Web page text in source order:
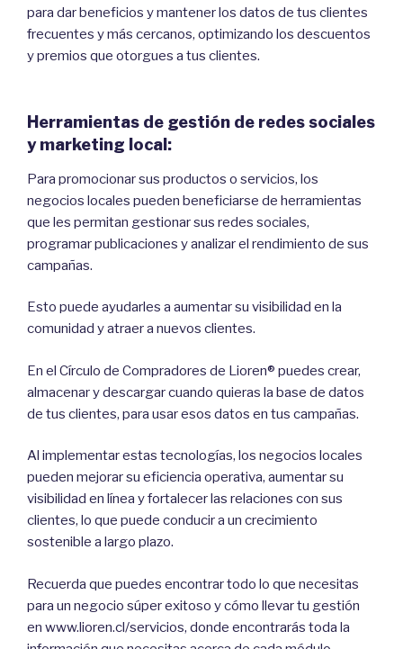
para dar beneficios y mantener los datos de tus clientes
frecuentes y más cercanos, optimizando los descuentos
y premios que otorgues a tus clientes.
Herramientas de gestión de redes sociales
y marketing local:
Para promocionar sus productos o servicios, los
negocios locales pueden beneficiarse de herramientas
que les permitan gestionar sus redes sociales,
programar publicaciones y analizar el rendimiento de sus
campañas.
Esto puede ayudarles a aumentar su visibilidad en la
comunidad y atraer a nuevos clientes.
En el Círculo de Compradores de Lioren® puedes crear,
almacenar y descargar cuando quieras la base de datos
de tus clientes, para usar esos datos en tus campañas.
Al implementar estas tecnologías, los negocios locales
pueden mejorar su eficiencia operativa, aumentar su
visibilidad en línea y fortalecer las relaciones con sus
clientes, lo que puede conducir a un crecimiento
sostenible a largo plazo.
Recuerda que puedes encontrar todo lo que necesitas
para un negocio súper exitoso y cómo llevar tu gestión
en www.lioren.cl/servicios, donde encontrarás toda la